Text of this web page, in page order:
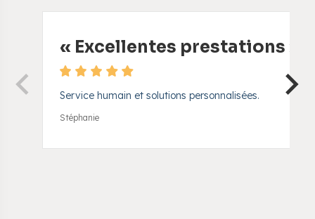
« Excellentes prestations »
Service humain et solutions personnalisées.
Stéphanie